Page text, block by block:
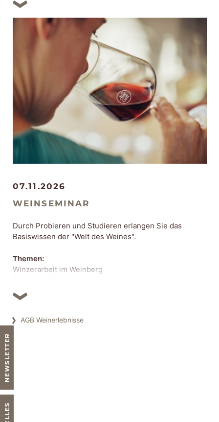
NEWSLETTER
Abendprogramm mit Unterhaltungsmusik
Sonntag:
Großer Festumzug mit Brauchstums- und
Blumenwägen, im Anschluss Stimmungsmusik im
weitere Programmpunkte und Informationen
07.11.2026
WEINSEMINAR
Durch Probieren und Studieren erlangen Sie das
Basiswissen der "Welt des Weines".
Themen:
Winzerarbeit im Weinberg
Rebsorten- und Qualitätsstufenkunde
Sensorikschulung
Die Kursgebühr beinhaltet:
Sensorikschulung mit Früchten und Gewürzen
AGB Weinerlebnisse